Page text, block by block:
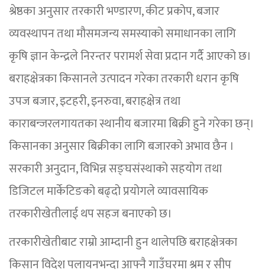
श्रेष्ठका अनुसार तरकारी भण्डारण, कीट प्रकोप, बजार
व्यवस्थापन तथा मौसमजन्य समस्याको समाधानका लागि
कृषि ज्ञान केन्द्रले निरन्तर परामर्श सेवा प्रदान गर्दै आएको छ।
बराहक्षेत्रका किसानले उत्पादन गरेका तरकारी धरान कृषि
उपज बजार, इटहरी, इनरुवा, बराहक्षेत्र तथा
काराबन्जरलगायतका स्थानीय बजारमा बिक्री हुने गरेका छन्।
किसानका अनुसार बिक्रीका लागि बजारको अभाव छैन ।
सरकारी अनुदान, विभिन्न सङ्घसंस्थाको सहयोग तथा
डिजिटल मार्केटिङको बढ्दो प्रयोगले व्यावसायिक
तरकारीखेतीलाई थप सहज बनाएको छ।
तरकारीखेतीबाट राम्रो आम्दानी हुन थालेपछि बराहक्षेत्रका
किसान विदेश पलायनभन्दा आफ्नै गाउँघरमा श्रम र सीप